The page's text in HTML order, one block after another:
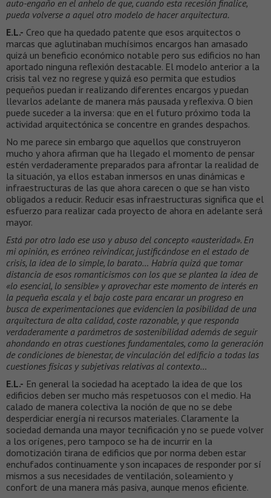
auto-engaño en el anhelo de que, cuando esta recesión finalice,
pueda volverse a aquel otro modelo de hacer arquitectura.
E.L.- Creo que ha quedado patente que esos arquitectos o
marcas que aglutinaban muchísimos encargos han amasado
quizá un beneficio económico notable pero sus edificios no han
aportado ninguna reflexión destacable. El modelo anterior a la
crisis tal vez no regrese y quizá eso permita que estudios
pequeños puedan ir realizando diferentes encargos y puedan
llevarlos adelante de manera más pausada y reflexiva. O bien
puede suceder a la inversa: que en el futuro próximo toda la
actividad arquitectónica se concentre en grandes despachos.
No me parece sin embargo que aquellos que construyeron
mucho y ahora afirman que ha llegado el momento de pensar
estén verdaderamente preparados para afrontar la realidad de
la situación, ya ellos estaban inmersos en unas dinámicas e
infraestructuras de las que ahora carecen o que se han visto
obligados a reducir. Reducir esas infraestructuras significa que el
esfuerzo para realizar cada proyecto de ahora en adelante será
mayor.
Está por otro lado ese uso y abuso del concepto «austeridad». En
mi opinión, es erróneo reivindicar, justificándose en el estado de
crisis, la idea de lo simple, lo barato… Habría quizá que tomar
distancia de esos romanticismos con los que se plantea la idea de
«lo esencial, lo sensible» y aprovechar este momento de interés en
la pequeña escala y el bajo coste para encarar un progreso en
busca de experimentaciones que evidencien la posibilidad de una
arquitectura de alta calidad, coste razonable, y que responda
verdaderamente a parámetros de sostenibilidad además de seguir
ahondando en otras cuestiones fundamentales, como la generación
de condiciones de bienestar, de vinculación del edificio a todas las
cuestiones físicas y subjetivas relativas al contexto…
E.L.- En general la sociedad ha aceptado la idea de que los
edificios deben ser mucho más respetuosos con el medio. Ha
calado de manera colectiva la noción de que no se debe
desperdiciar energía ni recursos materiales. Claramente la
sociedad demanda una mayor tecnificación y no se puede volver
a los orígenes, pero tampoco se ha de incurrir en la
domotización tirana de edificios que por norma deben estar
enchufados continuamente y son incapaces de responder por sí
mismos a sus necesidades de ventilación, soleamiento y
confort de una manera más pasiva, aunque menos eficiente.